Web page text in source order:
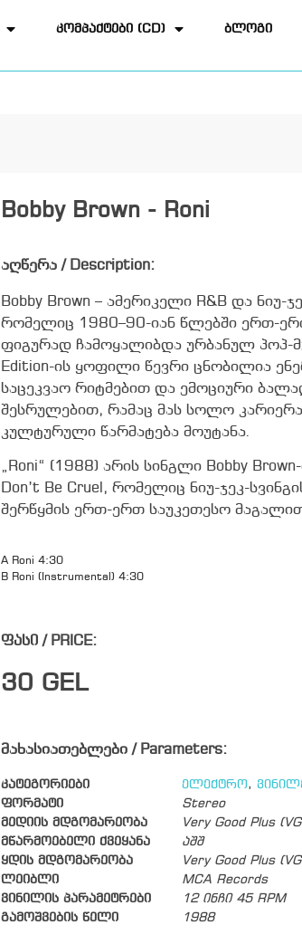
კომპაქტები (CD) ბლოგი
Bobby Brown - Roni
აღწერა / Description:
Bobby Brown – ამერიკელი R&B და ნიუ-
რომელიც 1980–90-იან წლებში ერთ-
ფიგურად ჩამოყალიბდა ურბანულ პოპ-
Edition-ის ყოფილი წევრი ცნობილია
საცეკვაო რიტმებით და ემოციური
შესრულებით, რამაც მას სოლო
კულტურული წარმატება მოუტანა.
„Roni“ (1988) არის სინგლი Bobby
Don’t Be Cruel, რომელიც ნიუ-ჯეკ-
შერწყმის ერთ-ერთ საუკეთესო
A Roni 4:30
B Roni (Instrumental) 4:30
ფასი / PRICE:
30 GEL
მახასიათებლები / Parameters:
კატეგორიები ელექტრო,
ფორმატი
Stereo
მედიის მდგომარეობა
Very Good Plus
მწარმოებელი ქვეყანა
აშშ
ყდის მდგომარეობა
Very Good Plus
ლეიბლი
MCA Records
ვინილის პარამეტრები
12 ინჩი 45 RPM
გამოშვების წელი
1988